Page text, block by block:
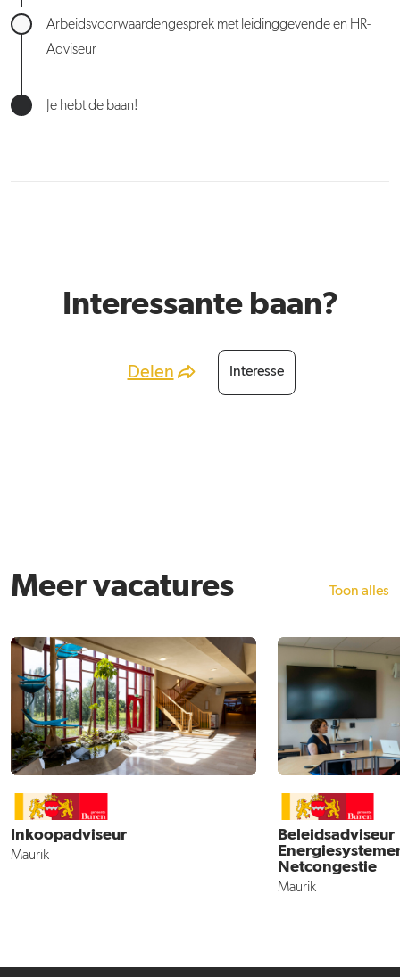
Arbeidsvoorwaardengesprek met leidinggevende en HR-
Adviseur
Je hebt de baan!
Interessante baan?
Delen Interesse
Meer vacatures Toon alles
Inkoopadviseur
Maurik
Beleidsadviseur
Netcongestie
Maurik